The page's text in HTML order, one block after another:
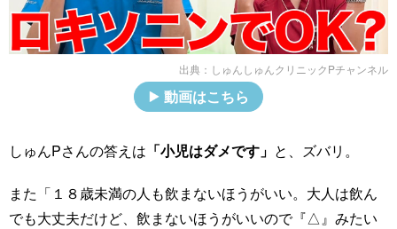
出典： しゅんしゅんクリニックPチャンネル
動画はこちら
しゅんPさんの答えは 「小児はダメです」 と、ズバリ。
また「１８歳未満の人も飲まないほうがいい。大人は飲ん
でも大丈夫だけど、飲まないほうがいいので『△』みたい